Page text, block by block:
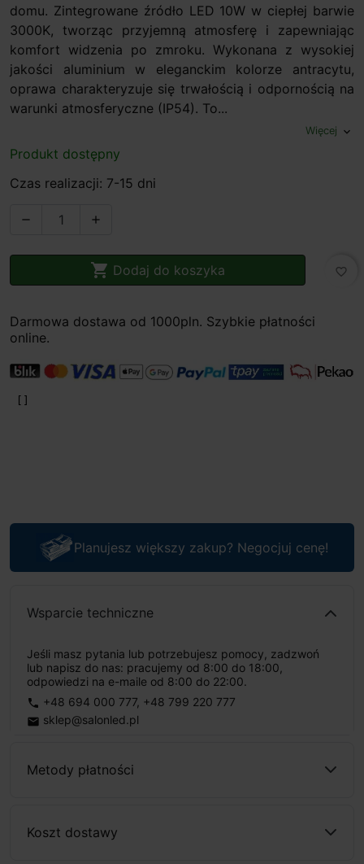
domu. Zintegrowane źródło LED 10W w ciepłej barwie
3000K, tworząc przyjemną atmosferę i zapewniając
komfort widzenia po zmroku. Wykonana z wysokiej
jakości aluminium w eleganckim kolorze antracytu,
oprawa charakteryzuje się trwałością i odpornością na
warunki atmosferyczne (IP54). To...
Więcej expand_more
Produkt dostępny
Czas realizacji: 7-15 dni
 
 Dodaj do koszyka favorite_border
Darmowa dostawa od 1000pln. Szybkie płatności
online.
Planujesz większy zakup? Negocjuj cenę!
Wsparcie techniczne
Jeśli masz pytania lub potrzebujesz pomocy, zadzwoń
lub napisz do nas: pracujemy od 8:00 do 18:00,
odpowiedzi na e-maile od 8:00 do 22:00.
phone +48 694 000 777, +48 799 220 777
email sklep@salonled.pl
Metody płatności
Koszt dostawy